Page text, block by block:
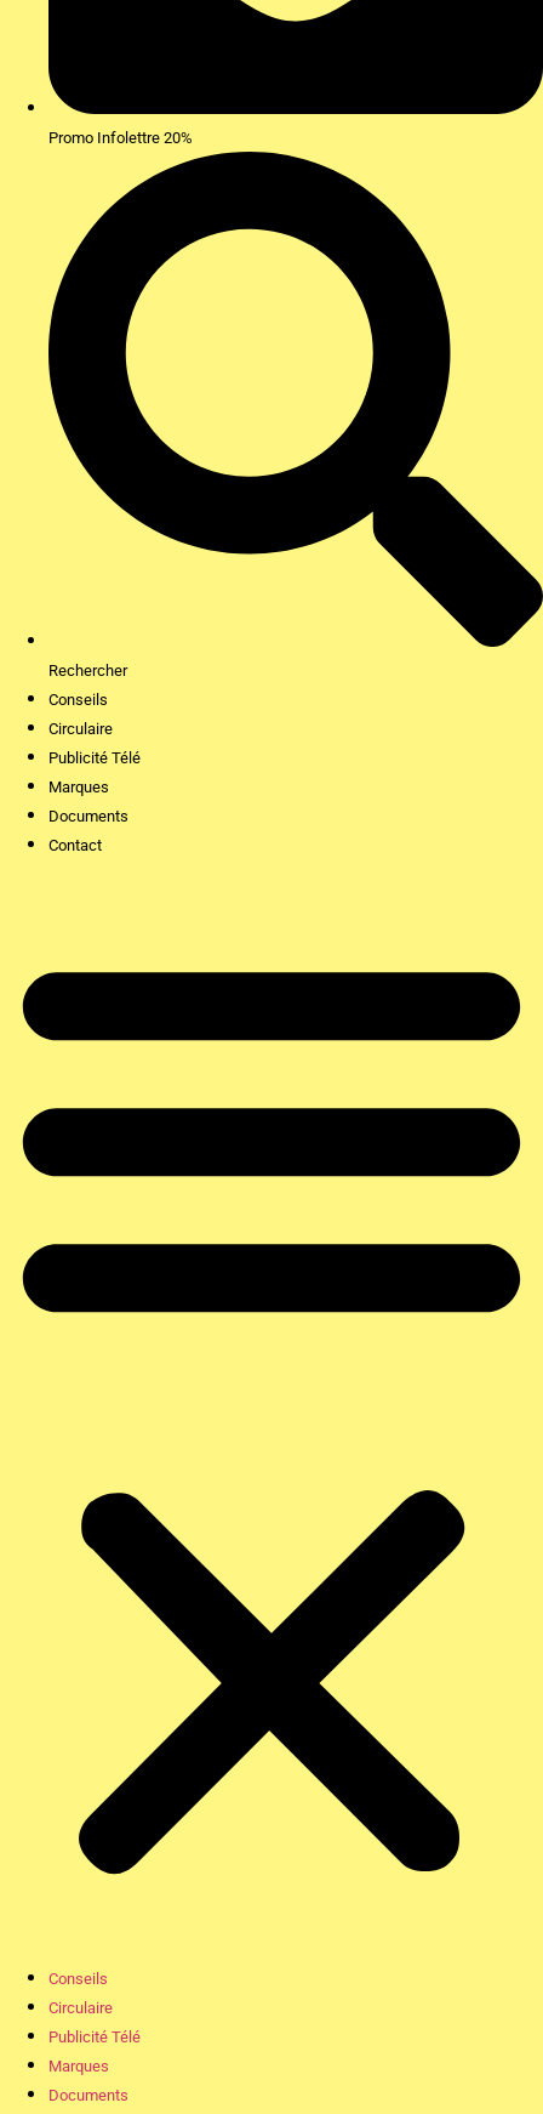
Promo Infolettre 20%
Rechercher
Conseils
Circulaire
Publicité Télé
Marques
Documents
Contact
Conseils
Circulaire
Publicité Télé
Marques
Documents